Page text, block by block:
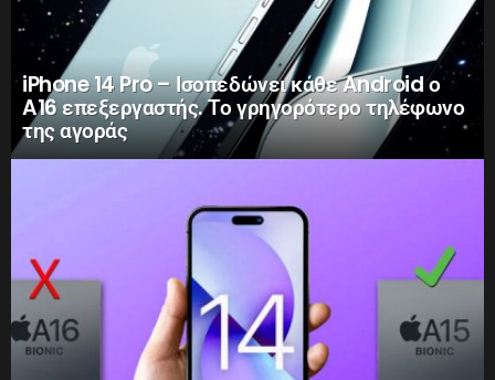
iPhone 14 Pro – Ισοπεδώνει κάθε Android ο
A16 επεξεργαστής. Το γρηγορότερο τηλέφωνο
της αγοράς